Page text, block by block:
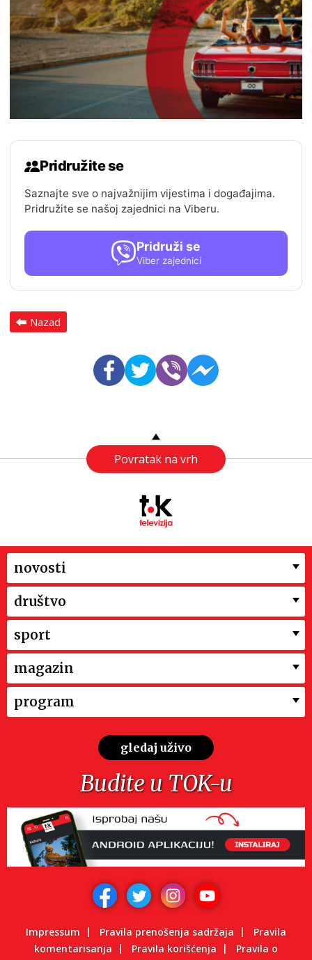
Pridružite se
Saznajte sve o najvažnijim vijestima i događajima.
Pridružite se našoj zajednici na Viberu.
Pridruži se
Viber zajednici
Nazad
Povratak na vrh
novosti
društvo
sport
magazin
program
gledaj uživo
Budite u TOK-u
Impressum Pravila prenošenja sadržaja
Pravila
komentarisanja
Pravila korišćenja
Pravila o